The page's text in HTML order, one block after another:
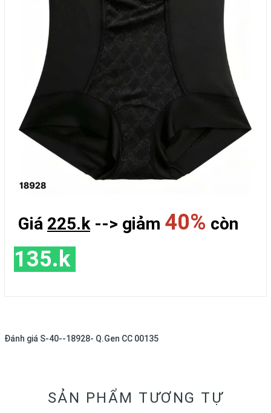
Giá 225.k--> giảm 40% còn
135.k
Đánh giá S-40--18928- Q.Gen CC 00135
SẢN PHẨM TƯƠNG TỰ